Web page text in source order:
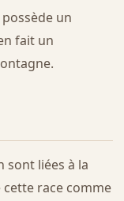
un
fait un
sont liées à la
cette race comme